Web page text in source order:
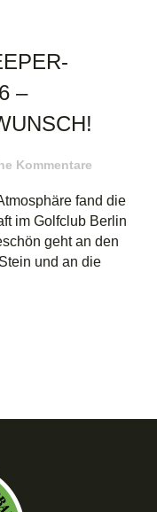
–
Kommentare
fand die
im Golfclub Berlin
geht an den
und an die